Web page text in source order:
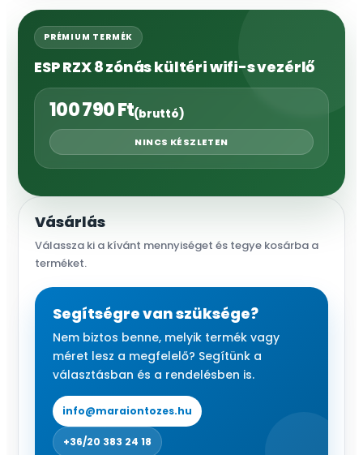
PRÉMIUM TERMÉK
ESP RZX 8 zónás kültéri wifi-s vezérlő
100 790Ft(bruttó)
NINCS KÉSZLETEN
Vásárlás
Válassza ki a kívánt mennyiséget és tegye kosárba a
terméket.
Segítségre van szüksége?
Nem biztos benne, melyik termék vagy
méret lesz a megfelelő? Segítünk a
választásban és a rendelésben is.
info@maraiontozes.hu
+36/20 383 24 18